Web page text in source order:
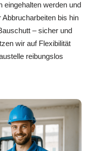
eingehalten werden und
Abbrucharbeiten bis hin
– sicher und
wir auf Flexibilität
reibungslos